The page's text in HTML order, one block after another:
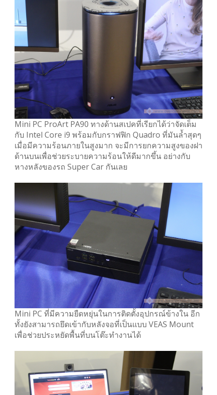
Mini PC ProArt PA90 ทางด้านสเปคที่เรียกได้ว่าจัดเต็ม
กับ Intel Core i9 พร้อมกับกราฟฟิก Quadro ที่มันล้ำสุดๆ
เมื่อมีความร้อนภายในสูงมาก จะมีการยกความสูงของฝา
ด้านบนเพื่อช่วยระบายความร้อนให้ดีมากขึ้น อย่างกับ
หางหลังของรถ Super Car กันเลย
Mini PC ที่มีความยืดหยุ่นในการติดตั้งอุปกรณ์ข้างใน อีก
ทั้งยังสามารถยึดเข้ากับหลังจอที่เป็นแบบ VEAS Mount
เพื่อช่วยประหยัดพื้นที่บนโต๊ะทำงานได้